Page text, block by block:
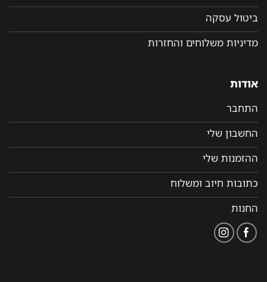
ביטול עסקה
מדיניות משלוחים והחזרות
אודות
התחבר
החשבון שלי
ההזמנות שלי
כתובות חיוב ומשלוח
החנות